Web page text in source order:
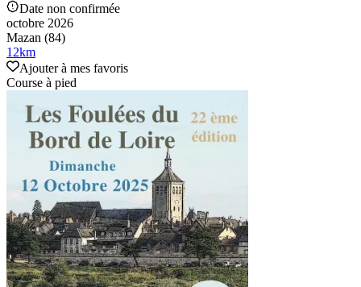
Date non confirmée
octobre 2026
Mazan (84)
12km
Ajouter à mes favoris
Course à pied